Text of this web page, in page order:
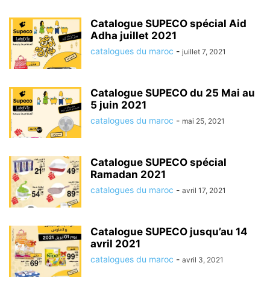
Catalogue SUPECO spécial Aid
Adha juillet 2021
catalogues du maroc - juillet 7, 2021
Catalogue SUPECO du 25 Mai au
5 juin 2021
catalogues du maroc - mai 25, 2021
Catalogue SUPECO spécial
Ramadan 2021
catalogues du maroc - avril 17, 2021
Catalogue SUPECO jusqu’au 14
avril 2021
catalogues du maroc - avril 3, 2021